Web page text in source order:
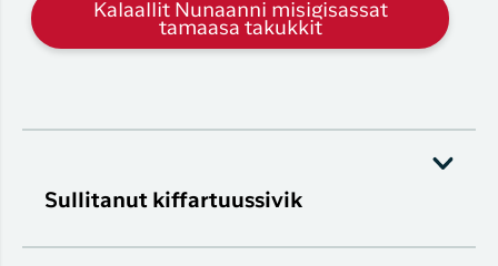
Kalaallit Nunaanni misigisassat
tamaasa takukkit
Sullitanut kiffartuussivik